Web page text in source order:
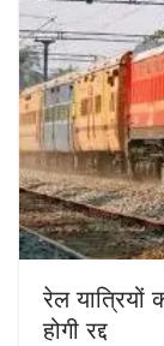
रेल यात्रियों
होगी रद्द